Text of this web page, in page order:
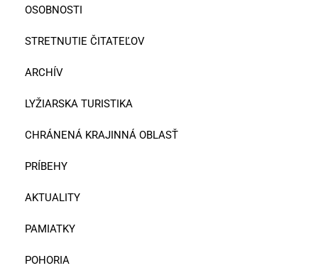
OSOBNOSTI
STRETNUTIE ČITATEĽOV
ARCHÍV
LYŽIARSKA TURISTIKA
CHRÁNENÁ KRAJINNÁ OBLASŤ
PRÍBEHY
AKTUALITY
PAMIATKY
POHORIA